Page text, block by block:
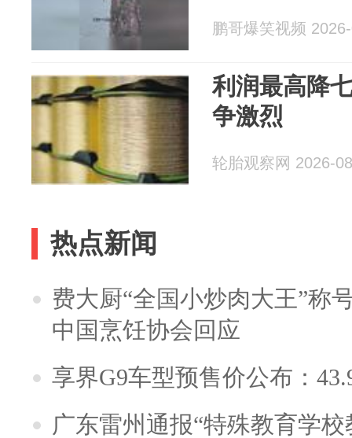
鹏哥爆笑视频
利润最高降
争激烈
轮胎观察网 2026-
热点新闻
费大厨“全国小炒肉大王”称
中国烹饪协会回应
享界G9车型预售价公布：
广东雷州通报“特殊教育学